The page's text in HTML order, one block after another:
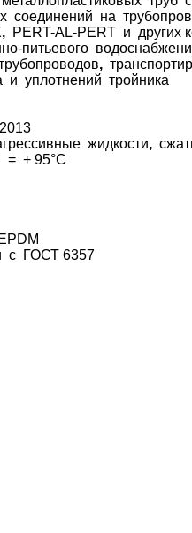
соединений на
, PERT-AL-PERT и других
питьевого
,
и уплотнений тройника
жидкости,
= + 95°С
с ГОСТ 6357